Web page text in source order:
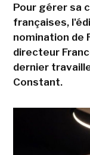
Pour gérer sa
françaises,
nomination de
directeur
dernier
Constant.